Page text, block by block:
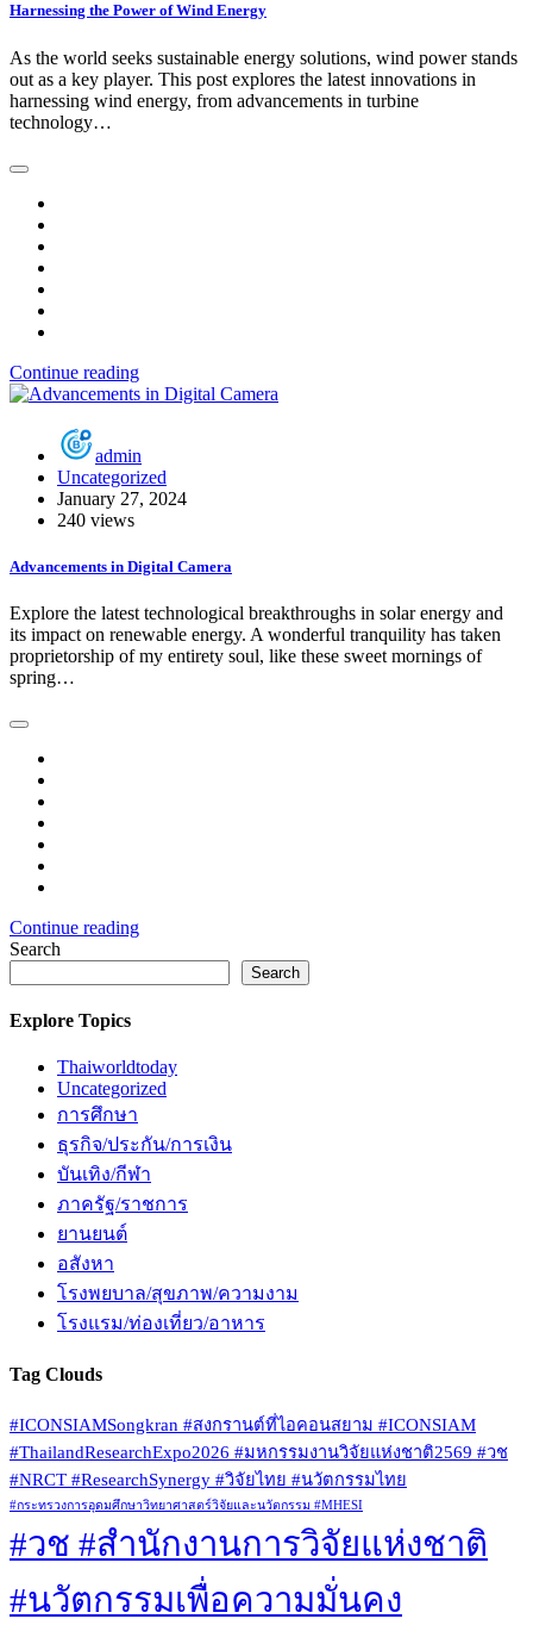
Harnessing the Power of Wind Energy
As the world seeks sustainable energy solutions, wind power stands
out as a key player. This post explores the latest innovations in
harnessing wind energy, from advancements in turbine
technology…
Continue reading
admin
Uncategorized
January 27, 2024
240 views
Advancements in Digital Camera
Explore the latest technological breakthroughs in solar energy and
its impact on renewable energy. A wonderful tranquility has taken
proprietorship of my entirety soul, like these sweet mornings of
spring…
Continue reading
Search
Search
Explore Topics
Thaiworldtoday
Uncategorized
การศึกษา
ธุรกิจ/ประกัน/การเงิน
บันเทิง/กีฬา
ภาครัฐ/ราชการ
ยานยนต์
อสังหา
โรงพยบาล/สุขภาพ/ความงาม
โรงแรม/ท่องเที่ยว/อาหาร
Tag Clouds
#ICONSIAMSongkran #สงกรานต์ที่ไอคอนสยาม #ICONSIAM
#ThailandResearchExpo2026 #มหกรรมงานวิจัยแห่งชาติ2569 #วช
#NRCT #ResearchSynergy #วิจัยไทย #นวัตกรรมไทย
#กระทรวงการอุดมศึกษาวิทยาศาสตร์วิจัยและนวัตกรรม #MHESI
#วช #สำนักงานการวิจัยแห่งชาติ
#นวัตกรรมเพื่อความมั่นคง